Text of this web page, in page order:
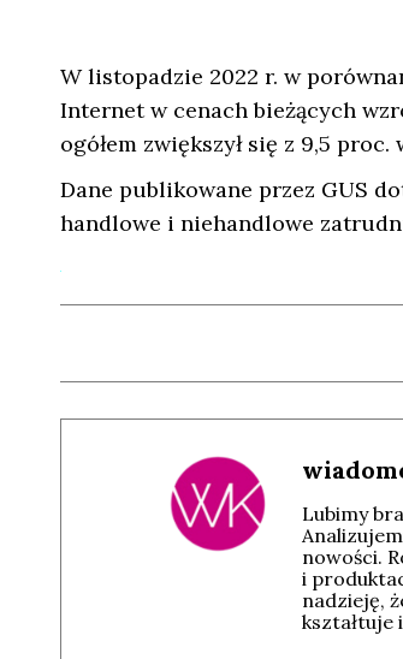
W listopadzie 2022 r. w
Internet w cenach bieżących
ogółem zwiększył się z 9,5
Dane publikowane przez GUS
handlowe i niehandlowe
Lubimy
nowości.
i
nadzieję,
kształtuje